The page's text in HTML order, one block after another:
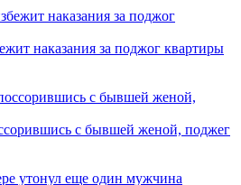
наказания за поджог квартиры
с бывшей женой, поджег